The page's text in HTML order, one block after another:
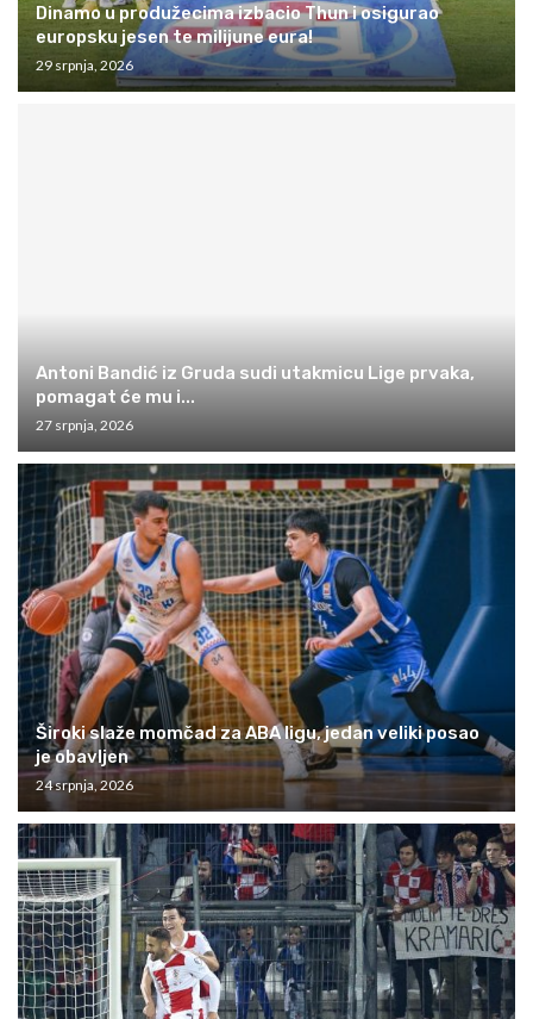
Dinamo u produžecima izbacio Thun i osigurao
europsku jesen te milijune eura!
29 srpnja, 2026
Antoni Bandić iz Gruda sudi utakmicu Lige prvaka,
pomagat će mu i...
27 srpnja, 2026
Široki slaže momčad za ABA ligu, jedan veliki posao
je obavljen
24 srpnja, 2026